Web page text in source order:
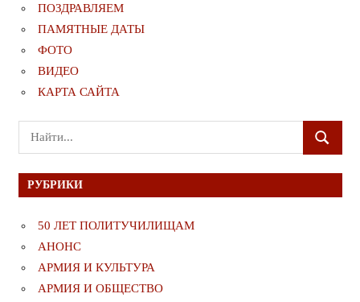
ПОЗДРАВЛЯЕМ
ПАМЯТНЫЕ ДАТЫ
ФОТО
ВИДЕО
КАРТА САЙТА
Поиск
для:
ПОИСК
РУБРИКИ
50 ЛЕТ ПОЛИТУЧИЛИЩАМ
АНОНС
АРМИЯ И КУЛЬТУРА
АРМИЯ И ОБЩЕСТВО